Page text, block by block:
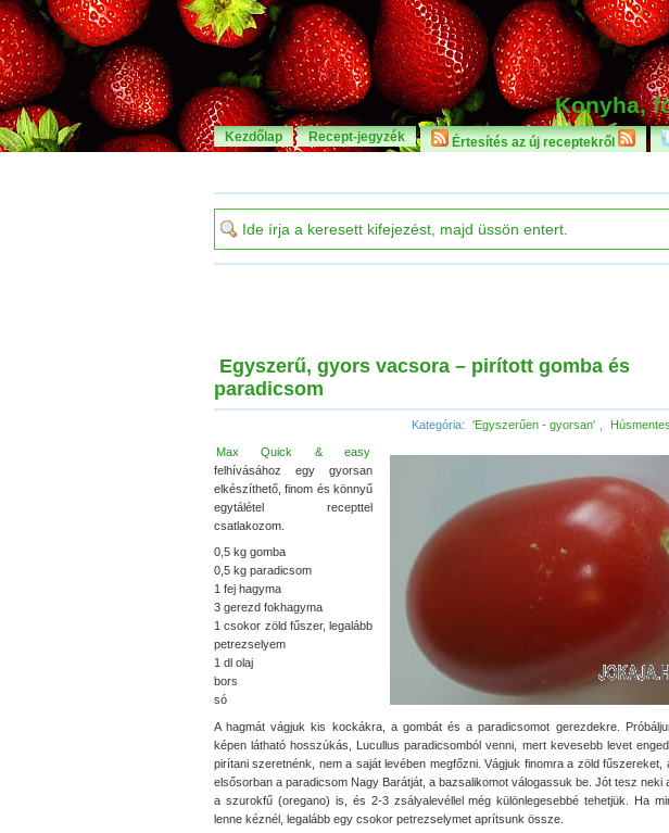
Konyha,
Kezdőlap Recept-jegyzék Értesítés az új receptekről
Egyszerű, gyors vacsora – pirított gomba és
paradicsom
Kategória: 'Egyszerűen - gyorsan'
Max Quick & easy
felhívásához egy gyorsan
elkészíthető, finom és könnyű
egytálétel recepttel
csatlakozom.
0,5 kg gomba
0,5 kg paradicsom
1 fej hagyma
3 gerezd fokhagyma
1 csokor zöld fűszer, legalább
petrezselyem
1 dl olaj
bors
só
A hagmát vágjuk kis kockákra, a gombát és a paradicsomot gerezdekre.
képen látható hosszúkás, Lucullus paradicsomból venni, mert kevesebb levet
pirítani szeretnénk, nem a saját levében megfőzni.Vágjuk finomra a zöld fűszereket,
elsősorban a paradicsom Nagy Barátját, a bazsalikomot válogassuk be. Jót tesz neki
a szurokfű (oregano) is, és 2-3 zsályalevéllel még különlegesebbé tehetjük. Ha
lenne kéznél, legalább egy csokor petrezselymet aprítsunk össze.